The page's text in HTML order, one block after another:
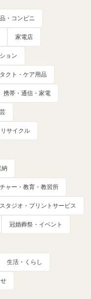
・コンビニ
家電店
ョン
クト・ケア用品
携帯・通信・家電
リサイクル
納
ャー・教育・教習所
タジオ・プリントサービス
冠婚葬祭・イベント
生活・くらし